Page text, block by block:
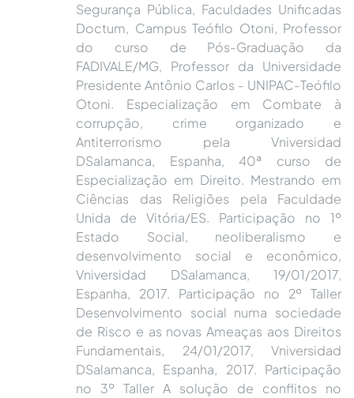
Segurança Pública, Faculdades Unificadas
Doctum, Campus Teófilo Otoni, Professor
do curso de Pós-Graduação da
FADIVALE/MG, Professor da Universidade
Presidente Antônio Carlos - UNIPAC-Teófilo
Otoni. Especialização em Combate à
corrupção, crime organizado e
Antiterrorismo pela Vniversidad
DSalamanca, Espanha, 40ª curso de
Especialização em Direito. Mestrando em
Ciências das Religiões pela Faculdade
Unida de Vitória/ES. Participação no 1º
Estado Social, neoliberalismo e
desenvolvimento social e econômico,
Vniversidad DSalamanca, 19/01/2017,
Espanha, 2017. Participação no 2º Taller
Desenvolvimento social numa sociedade
de Risco e as novas Ameaças aos Direitos
Fundamentais, 24/01/2017, Vniversidad
DSalamanca, Espanha, 2017. Participação
no 3º Taller A solução de conflitos no